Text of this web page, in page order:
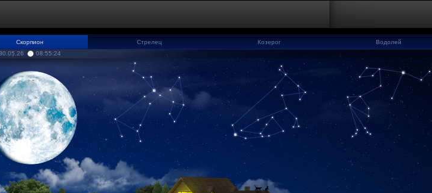
Скорпион
08:55:25
Стрелец Козерог Водолей